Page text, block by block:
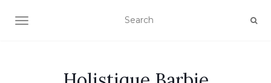
AFFICHER/MASQUER LA NAVIGATION